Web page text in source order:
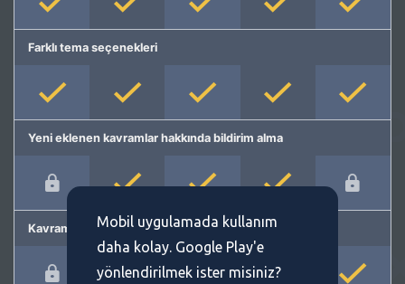
Farklı tema seçenekleri
Yeni eklenen kavramlar hakkında bildirim alma
Kavram önermeMobil uygulamada kullanım
daha kolay. Google Play'e
yönlendirilmek ister misiniz?